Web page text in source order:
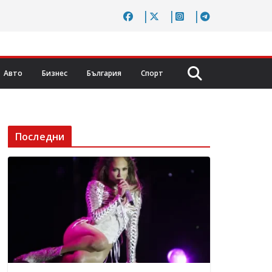
Авто Бизнес България Спорт
Последни